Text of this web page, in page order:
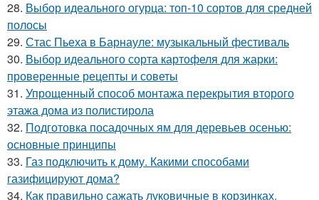
28. Выбор идеального огурца: топ-10 сортов для средней
полосы
29. Стас Пьеха в Барнауле: музыкальный фестиваль
30. Выбор идеального сорта картофеля для жарки:
проверенные рецепты и советы
31. Упрощенный способ монтажа перекрытия второго
этажа дома из полистирола
32. Подготовка посадочных ям для деревьев осенью:
основные принципы
33. Газ подключить к дому. Какими способами
газифицируют дома?
34. Как правильно сажать луковичные в корзинках.